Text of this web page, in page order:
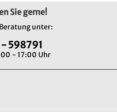
Sie gerne!
unter:
598791
- 17:00 Uhr